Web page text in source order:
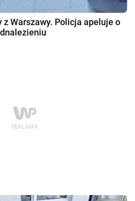
z Warszawy. Policja apeluje o